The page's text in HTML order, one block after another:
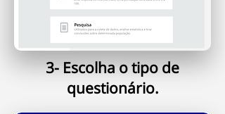
3- Escolha o tipo de
questionário.